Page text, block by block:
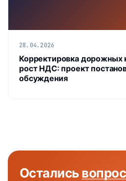
28.04.2026
Корректировка дорожных
рост НДС: проект
обсуждения
Остались